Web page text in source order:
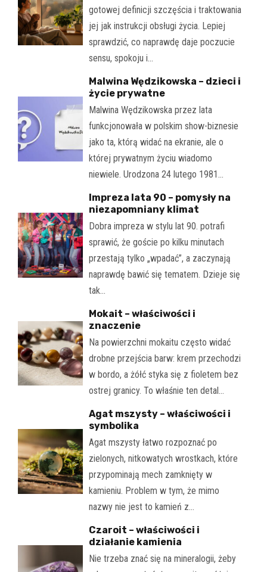
gotowej definicji szczęścia i traktowania
jej jak instrukcji obsługi życia. Lepiej
sprawdzić, co naprawdę daje poczucie
sensu, spokoju i…
Malwina Wędzikowska – dzieci i
życie prywatne
Malwina Wędzikowska przez lata
funkcjonowała w polskim show-biznesie
jako ta, którą widać na ekranie, ale o
której prywatnym życiu wiadomo
niewiele. Urodzona 24 lutego 1981…
Impreza lata 90 – pomysły na
niezapomniany klimat
Dobra impreza w stylu lat 90. potrafi
sprawić, że goście po kilku minutach
przestają tylko „wpadać”, a zaczynają
naprawdę bawić się tematem. Dzieje się
tak…
Mokait – właściwości i
znaczenie
Na powierzchni mokaitu często widać
drobne przejścia barw: krem przechodzi
w bordo, a żółć styka się z fioletem bez
ostrej granicy. To właśnie ten detal…
Agat mszysty – właściwości i
symbolika
Agat mszysty łatwo rozpoznać po
zielonych, nitkowatych wrostkach, które
przypominają mech zamknięty w
kamieniu. Problem w tym, że mimo
nazwy nie jest to kamień z…
Czaroit – właściwości i
działanie kamienia
Nie trzeba znać się na mineralogii, żeby